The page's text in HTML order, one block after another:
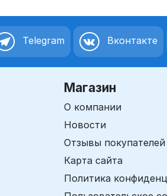
Telegram Вконтакте
Магазин
О компании
Новости
Отзывы покупателей
Карта сайта
Политика